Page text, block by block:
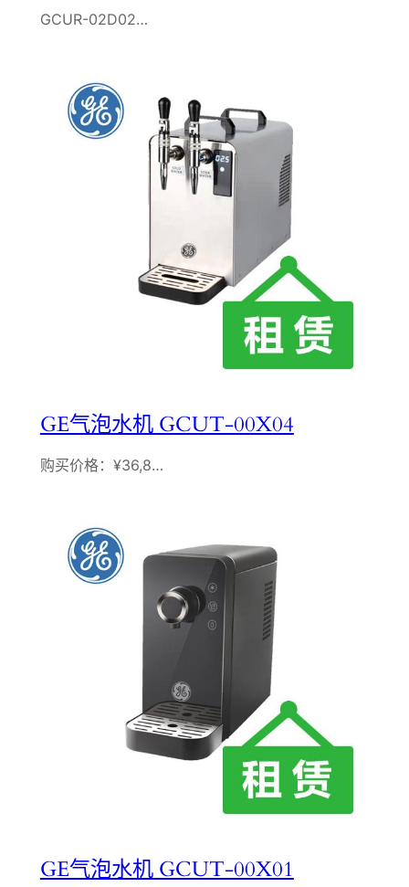
GCUR-02D02…
GE气泡水机 GCUT-00X04
购买价格：¥36,8…
GE气泡水机 GCUT-00X01